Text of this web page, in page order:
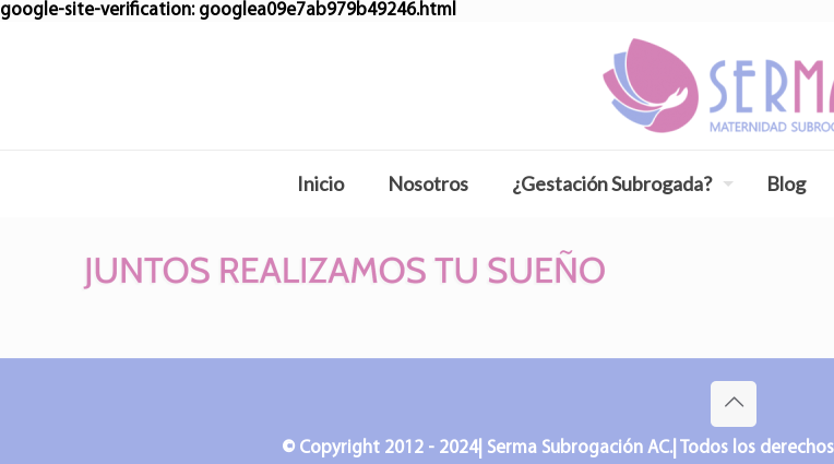
google-site-verification: googlea09e7ab979b49246.html
Inicio Nosotros ¿Gestación Subrogada? Blog
© Copyright 2012 - 2024| Serma Subrogación AC.| Todos los